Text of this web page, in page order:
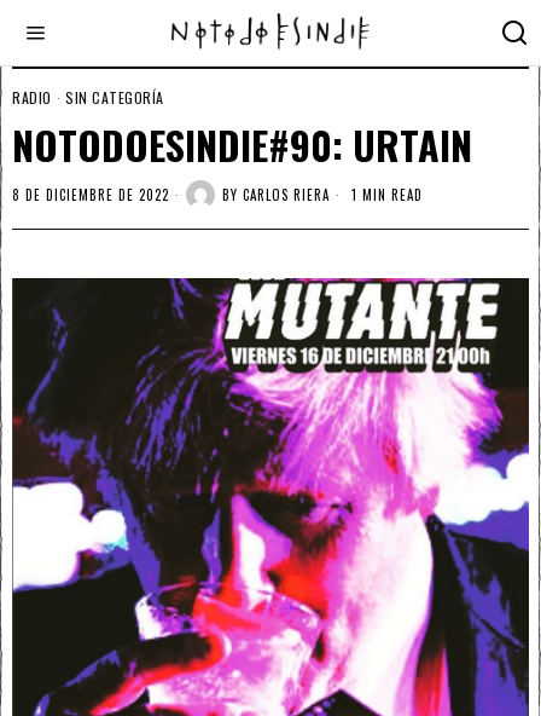
RADIO · SIN CATEGORÍA
NOTODOESINDIE#90: URTAIN
8 DE DICIEMBRE DE 2022 BY CARLOS RIERA 1 MIN READ